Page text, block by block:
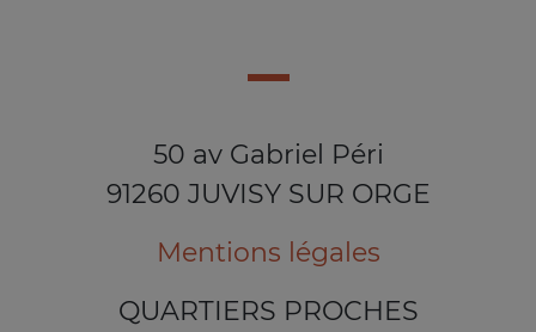
50 av Gabriel Péri
91260 JUVISY SUR ORGE
Mentions légales
QUARTIERS PROCHES